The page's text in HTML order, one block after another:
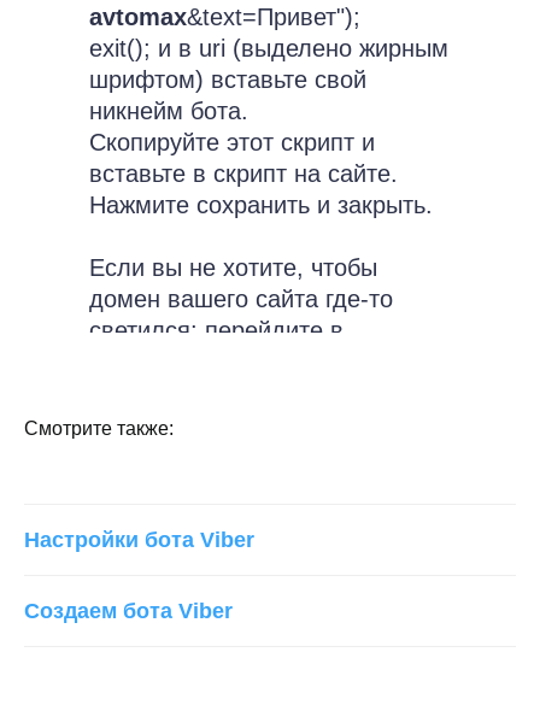
avtomax&text=Привет");
exit(); и в uri (выделено жирным
шрифтом) вставьте свой
никнейм бота.
Скопируйте этот скрипт и
вставьте в скрипт на сайте.
Нажмите сохранить и закрыть.
Если вы не хотите, чтобы
домен вашего сайта где-то
светился: перейдите в
адресную строку браузера и
Смотрите также:
Настройки бота Viber
Создаем бота Viber